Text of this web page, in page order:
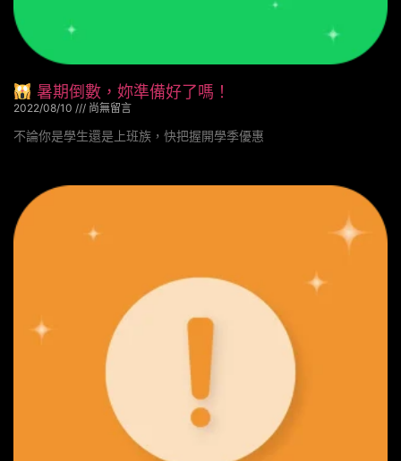
暑期倒數，妳準備好了嗎！
2022/08/10 尚無留言
不論你是學生還是上班族，快把握開學季優惠